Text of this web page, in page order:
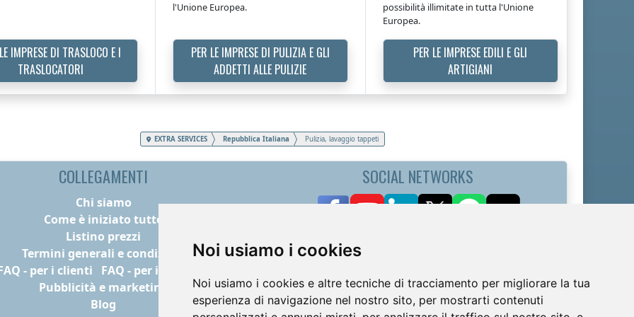
Noi usiamo i cookies
Noi usiamo i cookies e altre tecniche di tracciamento per migliorare la tua
esperienza di navigazione nel nostro sito, per mostrarti contenuti
IMPRESE DI TRASLOCO E I
TRASLOCATORI
l'Unione Europea.
PER LE IMPRESE DI PULIZIA E GLI
ADDETTI ALLE PULIZIE
possibilità illimitate in tutta l'Unione
Europea.
PER LE IMPRESE EDILI E GLI
ARTIGIANI
EXTRA SERVICES Repubblica Italiana Pulizia, lavaggio tappeti
COLLEGAMENTI
Chi siamo
Come è iniziato tutto
Listino prezzi
Termini generali e condizioni
- per i clienti
FAQ - per i fornitori
Pubblicità e marketing
Blog
SOCIAL NETWORKS